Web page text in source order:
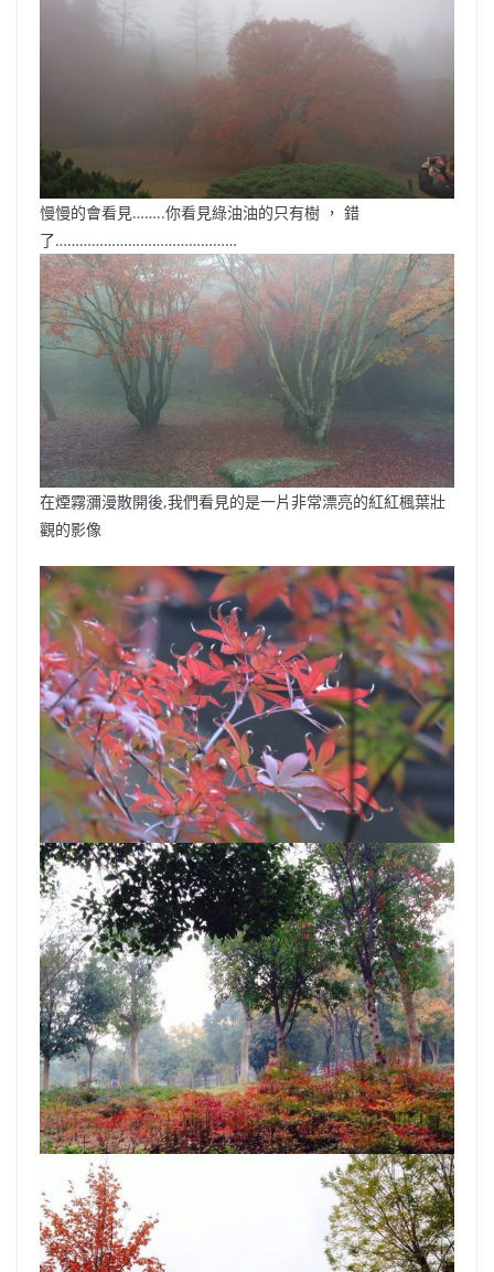
慢慢的會看見……..你看見綠油油的只有樹 ， 錯
了………………………………………
在煙霧瀰漫散開後,我們看見的是一片非常漂亮的紅紅楓葉壯
觀的影像